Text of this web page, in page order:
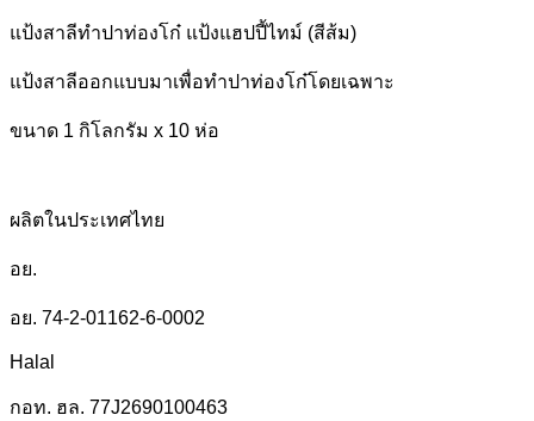
แป้งสาลีทำปาท่องโก๋ แป้งแฮปปี้ไทม์ (สีส้ม)
แป้งสาลีออกแบบมาเพื่อทำปาท่องโก๋โดยเฉพาะ
ขนาด 1 กิโลกรัม x 10 ห่อ
ผลิตในประเทศไทย
อย.
อย. 74-2-01162-6-0002
Halal
กอท. ฮล. 77J2690100463